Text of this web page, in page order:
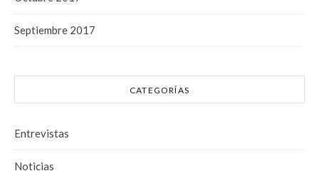
Septiembre 2017
CATEGORÍAS
Entrevistas
Noticias